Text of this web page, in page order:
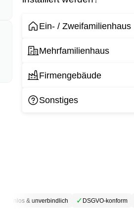
Ein- / Zweifamilienhaus
Mehrfamilienhaus
Firmengebäude
Sonstiges
& unverbindlich ✓DSGVO-konform